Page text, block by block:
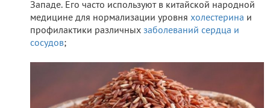
Западе. Его часто используют в китайской народной
медицине для нормализации уровня холестерина и
профилактики различных заболеваний сердца и
сосудов;